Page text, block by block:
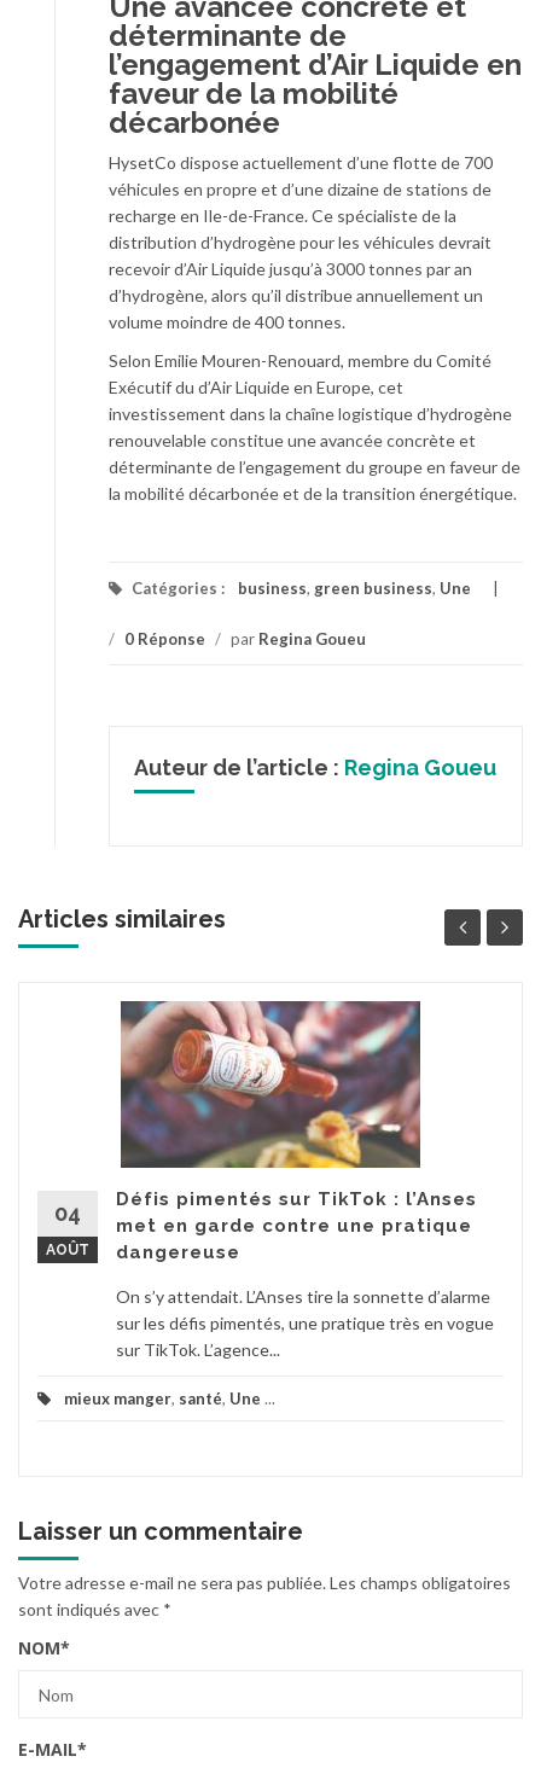
déterminante de
l’engagement d’Air Liquide en
faveur de la mobilité
décarbonée
HysetCo dispose actuellement d’une flotte de 700
véhicules en propre et d’une dizaine de stations de
recharge en Ile-de-France. Ce spécialiste de la
distribution d’hydrogène pour les véhicules devrait
recevoir d’Air Liquide jusqu’à 3000 tonnes par an
d’hydrogène, alors qu’il distribue annuellement un
volume moindre de 400 tonnes.
Selon Emilie Mouren-Renouard, membre du Comité
Exécutif du d’Air Liquide en Europe, cet
investissement dans la chaîne logistique d’hydrogène
renouvelable constitue une avancée concrète et
déterminante de l’engagement du groupe en faveur de
la mobilité décarbonée et de la transition énergétique.
Catégories : business, green business, Une
/ 0 Réponse / par Regina Goueu
Auteur de l’article : Regina Goueu
Articles similaires
04
AOÛT
Défis pimentés sur TikTok : l’Anses
met en garde contre une pratique
dangereuse
On s’y attendait. L’Anses tire la sonnette d’alarme
sur les défis pimentés, une pratique très en vogue
sur TikTok. L’agence...
mieux manger, santé, Une ...
Laisser un commentaire
Votre adresse e-mail ne sera pas publiée.Les champs obligatoires
sont indiqués avec *
NOM*
E-MAIL*